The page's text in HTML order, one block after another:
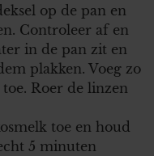
op de pan en
Controleer af en
in de pan zit en
plakken. Voeg zo
Roer de linzen
toe en houd
5 minuten